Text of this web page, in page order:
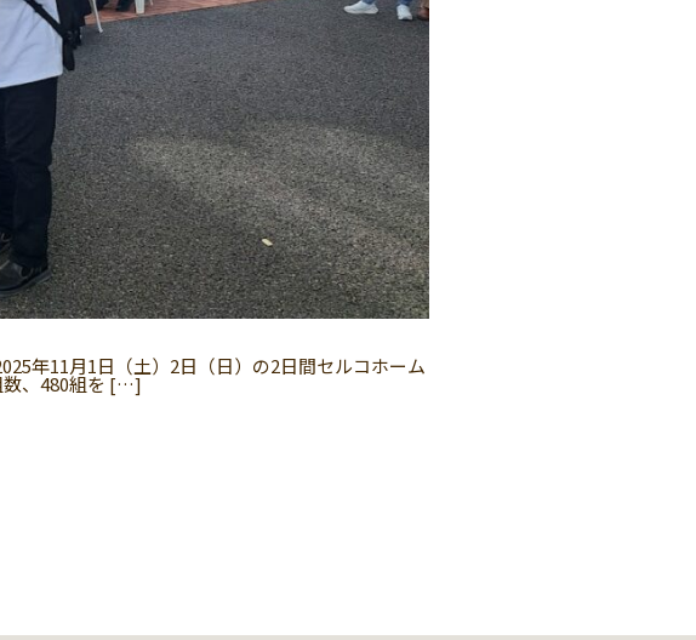
年11月1日（土）2日（日）の2日間セルコホーム
数、480組を […]